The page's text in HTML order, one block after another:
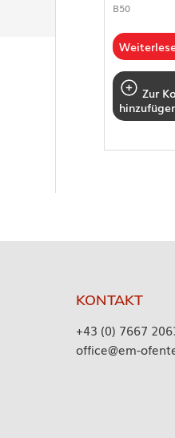
B50
Zur
KONTAKT
+43 (0) 7667
office@em-